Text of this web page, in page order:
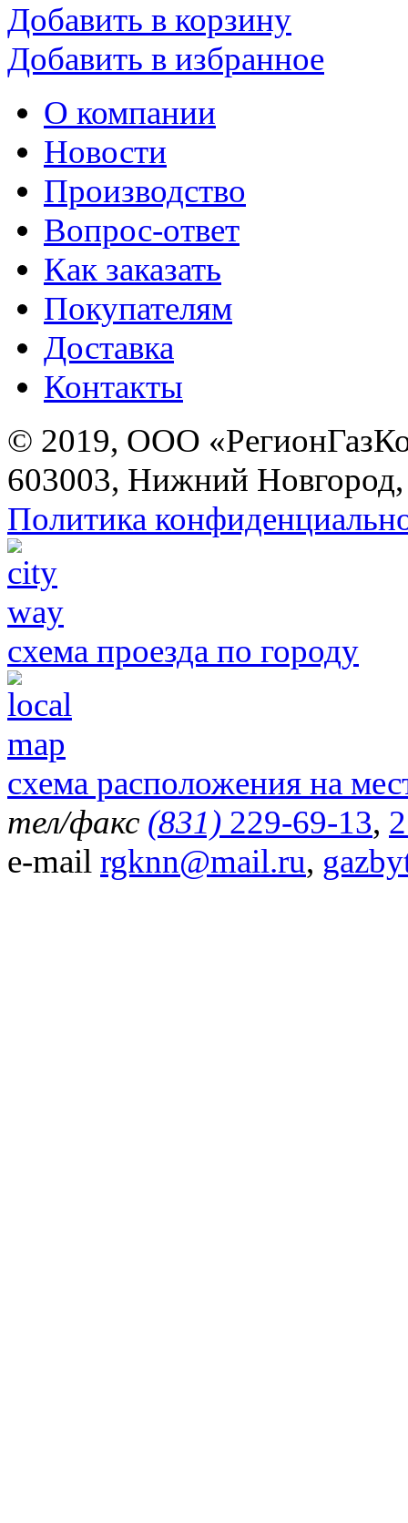
Добавить в корзину
Добавить в избранное
О компании
Новости
Производство
Вопрос-ответ
Как заказать
Покупателям
Доставка
Контакты
© 2019, ООО
603003, Нижний
Политика
схема проезда по городу
схема расположения на
тел/факс (831) 229-69-13,
e-mail rgknn@mail.ru,